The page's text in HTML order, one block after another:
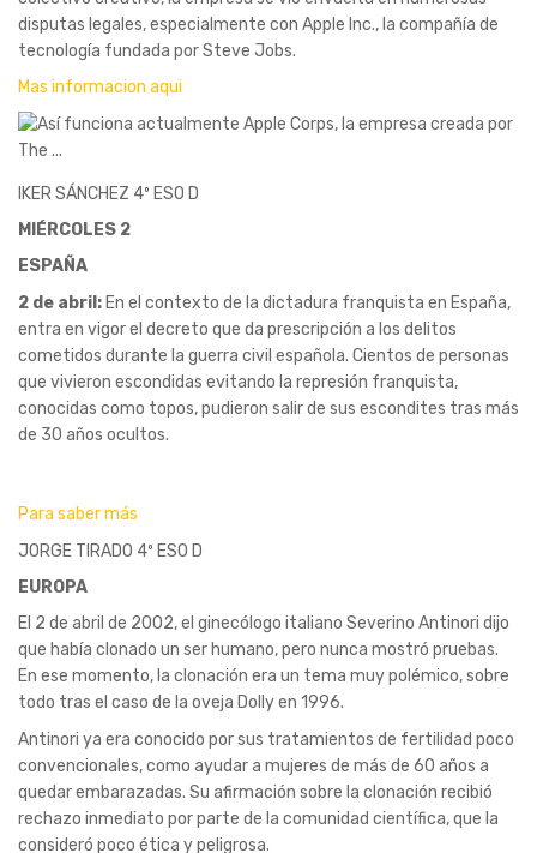
disputas legales, especialmente con Apple Inc., la compañía de
tecnología fundada por Steve Jobs.
Mas informacion aqui
IKER SÁNCHEZ 4º ESO D
MIÉRCOLES 2
ESPAÑA
2 de abril: En el contexto de la dictadura franquista en España,
entra en vigor el decreto que da prescripción a los delitos
cometidos durante la guerra civil española. Cientos de personas
que vivieron escondidas evitando la represión franquista,
conocidas como topos, pudieron salir de sus escondites tras más
de 30 años ocultos.​
Para saber más
JORGE TIRADO 4º ESO D
EUROPA
El 2 de abril de 2002, el ginecólogo italiano Severino Antinori dijo
que había clonado un ser humano, pero nunca mostró pruebas.
En ese momento, la clonación era un tema muy polémico, sobre
todo tras el caso de la oveja Dolly en 1996.
Antinori ya era conocido por sus tratamientos de fertilidad poco
convencionales, como ayudar a mujeres de más de 60 años a
quedar embarazadas. Su afirmación sobre la clonación recibió
rechazo inmediato por parte de la comunidad científica, que la
consideró poco ética y peligrosa.